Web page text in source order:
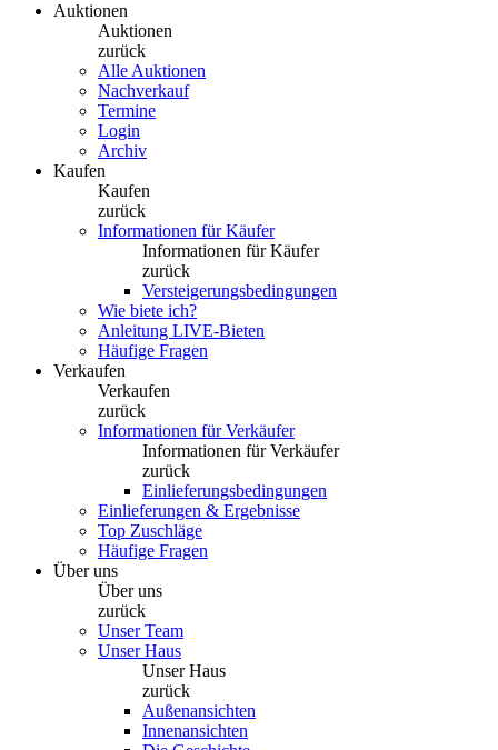
Auktionen
Auktionen
zurück
Alle Auktionen
Nachverkauf
Termine
Login
Archiv
Kaufen
Kaufen
zurück
Informationen für Käufer
Informationen für Käufer
zurück
Versteigerungsbedingungen
Wie biete ich?
Anleitung LIVE-Bieten
Häufige Fragen
Verkaufen
Verkaufen
zurück
Informationen für Verkäufer
Informationen für Verkäufer
zurück
Einlieferungsbedingungen
Einlieferungen & Ergebnisse
Top Zuschläge
Häufige Fragen
Über uns
Über uns
zurück
Unser Team
Unser Haus
Unser Haus
zurück
Außenansichten
Innenansichten